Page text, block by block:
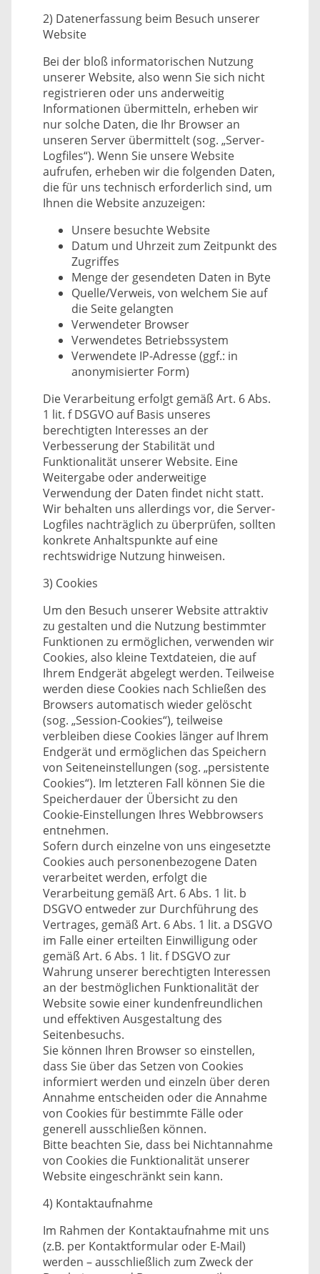
2) Datenerfassung beim Besuch unserer
Website
Bei der bloß informatorischen Nutzung
unserer Website, also wenn Sie sich nicht
registrieren oder uns anderweitig
Informationen übermitteln, erheben wir
nur solche Daten, die Ihr Browser an
unseren Server übermittelt (sog. „Server-
Logfiles“). Wenn Sie unsere Website
aufrufen, erheben wir die folgenden Daten,
die für uns technisch erforderlich sind, um
Ihnen die Website anzuzeigen:
Unsere besuchte Website
Datum und Uhrzeit zum Zeitpunkt des
Zugriffes
Menge der gesendeten Daten in Byte
Quelle/Verweis, von welchem Sie auf
die Seite gelangten
Verwendeter Browser
Verwendetes Betriebssystem
Verwendete IP-Adresse (ggf.: in
anonymisierter Form)
Die Verarbeitung erfolgt gemäß Art. 6 Abs.
1 lit. f DSGVO auf Basis unseres
berechtigten Interesses an der
Verbesserung der Stabilität und
Funktionalität unserer Website. Eine
Weitergabe oder anderweitige
Verwendung der Daten findet nicht statt.
Wir behalten uns allerdings vor, die Server-
Logfiles nachträglich zu überprüfen, sollten
konkrete Anhaltspunkte auf eine
rechtswidrige Nutzung hinweisen.
3) Cookies
Um den Besuch unserer Website attraktiv
zu gestalten und die Nutzung bestimmter
Funktionen zu ermöglichen, verwenden wir
Cookies, also kleine Textdateien, die auf
Ihrem Endgerät abgelegt werden. Teilweise
werden diese Cookies nach Schließen des
Browsers automatisch wieder gelöscht
(sog. „Session-Cookies“), teilweise
verbleiben diese Cookies länger auf Ihrem
Endgerät und ermöglichen das Speichern
von Seiteneinstellungen (sog. „persistente
Cookies“). Im letzteren Fall können Sie die
Speicherdauer der Übersicht zu den
Cookie-Einstellungen Ihres Webbrowsers
entnehmen.
Sofern durch einzelne von uns eingesetzte
Cookies auch personenbezogene Daten
verarbeitet werden, erfolgt die
Verarbeitung gemäß Art. 6 Abs. 1 lit. b
DSGVO entweder zur Durchführung des
Vertrages, gemäß Art. 6 Abs. 1 lit. a DSGVO
im Falle einer erteilten Einwilligung oder
gemäß Art. 6 Abs. 1 lit. f DSGVO zur
Wahrung unserer berechtigten Interessen
an der bestmöglichen Funktionalität der
Website sowie einer kundenfreundlichen
und effektiven Ausgestaltung des
Seitenbesuchs.
Sie können Ihren Browser so einstellen,
dass Sie über das Setzen von Cookies
informiert werden und einzeln über deren
Annahme entscheiden oder die Annahme
von Cookies für bestimmte Fälle oder
generell ausschließen können.
Bitte beachten Sie, dass bei Nichtannahme
von Cookies die Funktionalität unserer
Website eingeschränkt sein kann.
4) Kontaktaufnahme
Im Rahmen der Kontaktaufnahme mit uns
(z.B. per Kontaktformular oder E-Mail)
werden – ausschließlich zum Zweck der